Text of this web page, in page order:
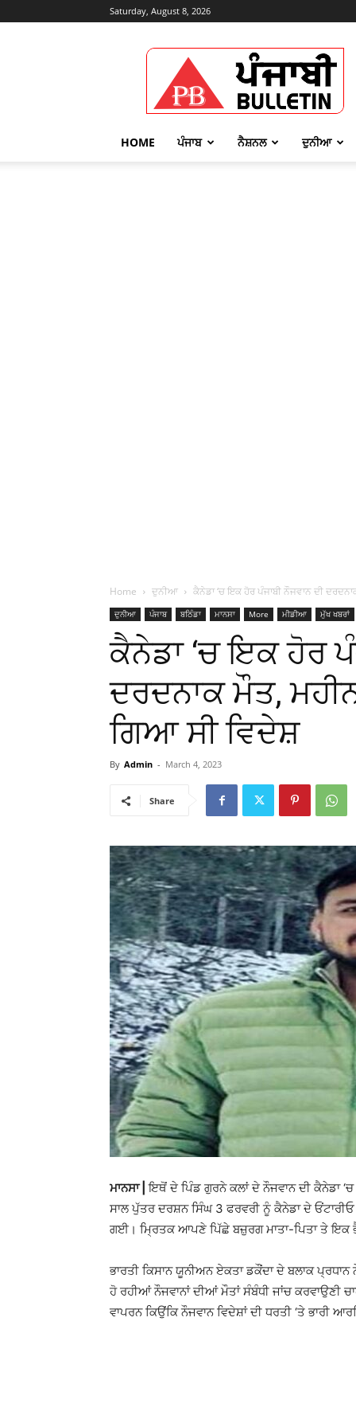
Saturday, August 8, 2026
Punjabi
Bulletin
HOME ਪੰਜਾਬ ਨੈਸ਼ਨਲ ਦੁਨੀਆ
Home ਦੁਨੀਆ ਕੈਨੇਡਾ ‘ਚ ਇਕ ਹੋਰ ਪੰਜਾਬੀ ਨੌਜਵਾਨ ਦੀ
ਦੁਨੀਆ ਪੰਜਾਬ ਬਠਿੰਡਾ ਮਾਨਸਾ More ਮੀਡੀਆ ਮੁੱਖ ਖਬਰਾਂ
ਕੈਨੇਡਾ ‘ਚ ਇਕ ਹੋਰ
ਦਰਦਨਾਕ ਮੌਤ,
ਗਿਆ ਸੀ ਵਿਦੇਸ਼
By Admin - March 4, 2023
Share
ਮਾਨਸਾ |ਇਥੋਂ ਦੇ ਪਿੰਡ ਗੁਰਨੇ ਕਲਾਂ ਦੇ ਨੌਜਵਾਨ ਦੀ ਕੈਨੇਡਾ
ਸਾਲ ਪੁੱਤਰ ਦਰਸ਼ਨ ਸਿੰਘ 3 ਫਰਵਰੀ ਨੂੰ ਕੈਨੇਡਾ ਦੇ
ਗਈ। ਮ੍ਰਿਤਕ ਆਪਣੇ ਪਿੱਛੇ ਬਜ਼ੁਰਗ ਮਾਤਾ-ਪਿਤਾ ਤੇ ਇਕ
ਭਾਰਤੀ ਕਿਸਾਨ ਯੂਨੀਅਨ ਏਕਤਾ ਡਕੌਂਦਾ ਦੇ ਬਲਾਕ
ਹੋ ਰਹੀਆਂ ਨੌਜਵਾਨਾਂ ਦੀਆਂ ਮੌਤਾਂ ਸੰਬੰਧੀ ਜਾਂਚ ਕਰਵਾਉਣੀ
ਵਾਪਰਨ ਕਿਉਂਕਿ ਨੌਜਵਾਨ ਵਿਦੇਸ਼ਾਂ ਦੀ ਧਰਤੀ ‘ਤੇ ਭਾਰੀ